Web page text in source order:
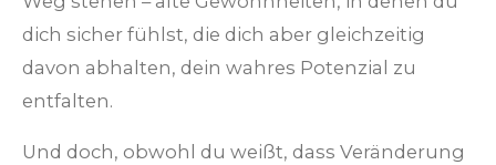
dich sicher fühlst, die dich aber gleichzeitig
davon abhalten, dein wahres Potenzial zu
entfalten.
Und doch, obwohl du weißt, dass Veränderung